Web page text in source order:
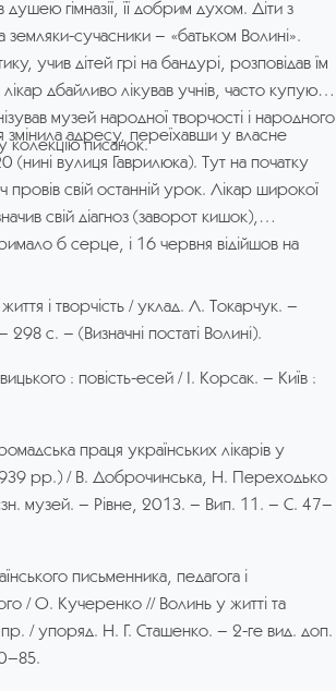
включено до експедиції по вивченню і
Західного театру воєнних дій.
інженера-геодезиста, архітектора-
р. розпочав педагогічну та наукову
інституті, де пропрацював до 1930 р.
у гірничому, індустріальному та
технікумі, гідротехнічному училищі. З
геодезії та планування Київського
а у січні 1940 р., враховуючи великий
написані наукові праці, йому присвоєно
дисертації.
Григорович Леонтович передав до
плани, креслення та матеріали про
Спасо-Преображенського
св. Георгія для архітектурно-
Могили» під Берестечком; фотографії,
дерев’яних церков та інших пам’яток
Полтавської губернії; листування;
р. Похований у Києві на Байковому
гімназії, її добрим духом. Діти з
сучасники – «батьком Волині».
учив дітей грі на бандурі, розповідав їм
дбайливо лікував учнів, часто купуючи
музей народної творчості і народного
колекцію писанок.
змінила адресу, переїхавши у власне
вулиця Гаврилюка). Тут на початку
свій останній урок. Лікар широкої
свій діагноз (заворот кишок),
б серце, і 16 червня відійшов на
і творчість / уклад. Л. Токарчук. –
с. – (Визначні постаті Волині).
: повість-есей / І. Корсак. – Київ :
праця українських лікарів у
рр.) / В. Доброчинська, Н. Переходько
музей. – Рівне, 2013. – Вип. 11. – С. 47–
письменника, педагога і
/ О. Кучеренко // Волинь у житті та
пр. / упоряд. Н. Г. Сташенко. – 2-ге вид. доп.